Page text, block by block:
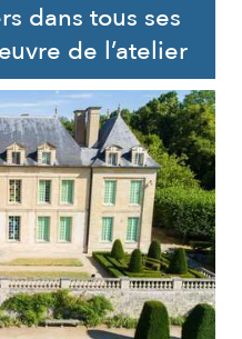
dans tous ses
de l’atelier